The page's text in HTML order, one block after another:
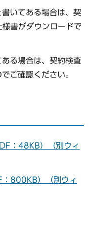
いてある場合は、契
書がダウンロードで
る場合は、契約検査
ご確認ください。
：48KB）（別ウィ
：800KB）（別ウィ